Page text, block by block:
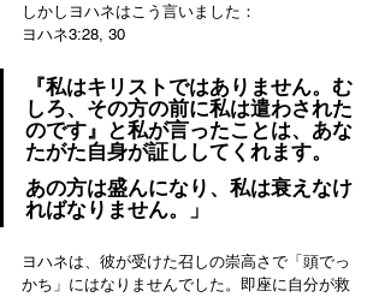
しかしヨハネはこう言いました：
ヨハネ3:28, 30
『私はキリストではありません。む
しろ、その方の前に私は遣わされた
のです』と私が言ったことは、あな
たがた自身が証ししてくれます。
あの方は盛んになり、私は衰えなけ
ればなりません。」
ヨハネは、彼が受けた召しの崇高さで「頭でっ
かち」にはなりませんでした。即座に自分が救